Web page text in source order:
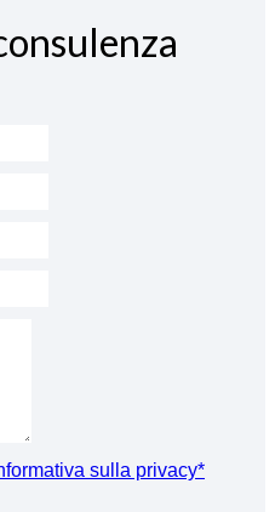
sulla privacy*